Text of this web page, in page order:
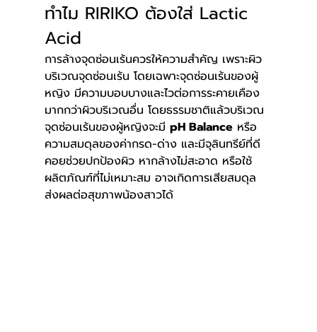
ทำไม RIRIKO ต้องใส่ Lactic
Acid
การล้างจุดซ่อนเร้นควรให้ความสำคัญ เพราะผิว
บริเวณจุดซ่อนเร้น โดยเฉพาะจุดซ่อนเร้นของผู้
หญิง มีความบอบบางและไวต่อการระคายเคือง
มากกว่าผิวบริเวณอื่น โดยธรรมชาติแล้วบริเวณ
จุดซ่อนเร้นของผู้หญิงจะมี pH Balance หรือ
ความสมดุลของค่ากรด-ด่าง และมีจุลินทรีย์ที่ดี
คอยช่วยปกป้องผิว หากล้างไม่สะอาด หรือใช้
ผลิตภัณฑ์ที่ไม่เหมาะสม อาจเกิดการเสียสมดุล
ส่งผลต่อสุขภาพน้องสาวได้